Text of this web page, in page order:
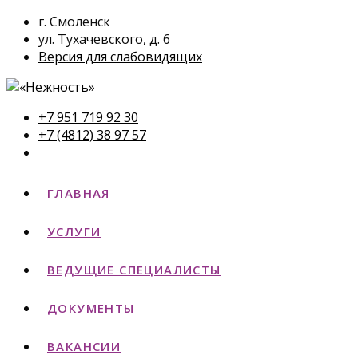
г. Смоленск
ул. Тухачевского, д. 6
Версия для слабовидящих
+7 951 719 92 30
+7 (4812) 38 97 57
ГЛАВНАЯ
УСЛУГИ
ВЕДУЩИЕ СПЕЦИАЛИСТЫ
ДОКУМЕНТЫ
ВАКАНСИИ